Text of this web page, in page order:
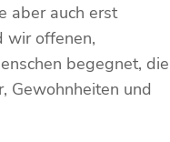
aber auch erst
wir offenen,
begegnet, die
Gewohnheiten und